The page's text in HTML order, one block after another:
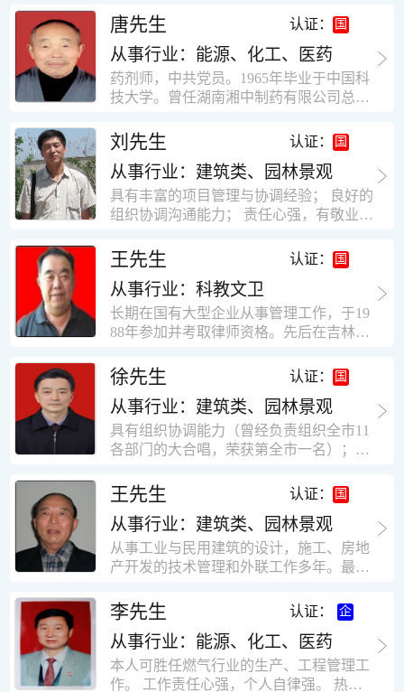
快掌握一种新事物的能力。我的格言：也
许我不是最好的，但我会做得更好。知识
面广泛，头脑灵活，思维开阔敏捷，极富
创新精神。
目经理、专业监理工程师等职。 管理过许
多各种结构的工业及民用建筑。1984年至
1986年就职于新疆乌鲁木齐铁路局劳动服
务公司建筑三工区任技术员。参于管理的
项目有：职工居乐部游艺楼，4000平方，
砖混结构。职工电教楼，8000平方，框架
方。1987至1981988年爱聘于郑州市荥阳
第二建筑公司，任郑州市天然气公司基地
建设项目施工员。该项目有15层办公楼及
裙楼一栋8000平方。框架结构。住宅楼4
栋16000平方，6层砖混结构。1989年至19
术负责人，该项目为水泥生产线，该项目
有圆形连体熟料仓12，每个直径9米高41
米，砖混结构，皮带运输走廊一个，框架
结构长185米，高5.2米的框架结构。1991
年调入新乡市新营建筑公司历任：七里三
营乡刘庄火力发电厂项目经理，该项目有
平方装配式工业厂房，焦作市林果住宅小
区项目经理，该项目有住宅楼9栋6层砖混
结构，总建筑面积36000平方米。2004年
限公司专业监理工程师，广东重工监理有
限公司任专业监理工程师，监督的工程
有：广东东莞市花润雪花啤酒厂二期扩建
工程，该工程有钢结构工业厂房2栋，每
栋9000平方米。东莞市新世纪花苑，该工
场；一栋17层。2栋总面积32000平方米，
框架结构。南奥园金州商业步行街等工
程。30年的工作经验积累，使自己能适应
建筑行业的多种工作岗位。
意识，丰富的经营理念和管理手段，能独
立处理各种工程技术问题；具有较强的沟
通协调能力和组织管理能力； ? 近十多年
的房地产方面工作经验，现任职江苏雨润
农产品集团南昌公司副总经理兼工程总工
识，能够合理高效的做好企业内部管理和
人员结构调整；具有大型工程及房地产公
司管理经验，以及公关的能力和商务谈判
能力。 ? 自认为是个有良好职业道德、有
责任心、有敬业精神，能承受巨大工作压
力的职业经理人！……
唐先生 认证：
从事行业：能源、化工、医药
药剂师，中共党员。1965年毕业于中国科
技大学。曾任湖南湘中制药有限公司总工
员、理事。高级工程师，执业药师，中国
药学会高级会员。享受国务院津贴专家。
丙戊酸镁缓释片及其制备工艺国家发明专
利人。
刘先生 认证：
从事行业：建筑类、园林景观
具有丰富的项目管理与协调经验； 良好的
组织协调沟通能力； 责任心强，有敬业创
闭路电视监控系统、防盗报警系统、门禁
一卡通系统、停车场管理系统、巡更系
统、远程抄表系统等相关系统主流产品，
有较强的售前技术支持能力，并具有较丰
富的设备调试经验； 能独立完成系统集成
建与扩充经验，并具备教育训练能力；
王先生 认证：
从事行业：科教文卫
长期在国有大型企业从事管理工作，于19
88年参加并考取律师资格。先后在吉林油
辽宁华夏律师事务所和辽宁鑫诺律师事务
所执业。王律师在数十年的执业经历中，
多次与美国、英国、香港、北京、深圳等
地的律师共同办理法律事务。 对民商事的
诉讼和非诉讼的合同纠纷、劳动纠纷、债
对刑事案件、仲裁案件都颇有造诣。尤其
擅长处理涉及公司管理、企业改制，资产
收购重组等法律业务。王律师有多篇学术
论文在省部级会议和刊物上发表。数十年
的执业经历中，王律师经办了数百起诉讼
和非诉讼案件，取得了较好的经济效益和
律师一贯的工作作风；法律第一和当事人
合法权益第一，忠诚和敬业是王福营律师
的永恒的追求。
徐先生 认证：
从事行业：建筑类、园林景观
具有组织协调能力（曾经负责组织全市11
各部门的大合唱，荣获第全市一名）；知
等领域）；实际工作能力强，且经验丰
富。
王先生 认证：
从事行业：建筑类、园林景观
从事工业与民用建筑的设计，施工、房地
产开发的技术管理和外联工作多年。最大
最高26层。基础理论和专业技术知识功底
深厚，能熟练从事复杂技术工程的设计与
计算工作，有丰富的大中型工程项目的施
工技术经验。知识广博，设计、施工、予
决算、资产评估等都有较深造诣。曾独立
李先生 认证：
从事行业：能源、化工、医药
本人可胜任燃气行业的生产、工程管理工
作。 工作责任心强，个人自律强。 热爱